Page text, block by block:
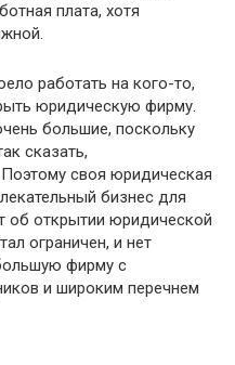
плата, хотя
работать на кого-то,
юридическую фирму.
большие, поскольку
сказать,
Поэтому своя юридическая
бизнес для
об открытии юридической
ограничен, и нет
фирму с
и широким перечнем